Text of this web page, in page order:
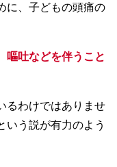
に、子どもの頭痛の
嘔吐などを伴うこと
るわけではありませ
いう説が有力のよう